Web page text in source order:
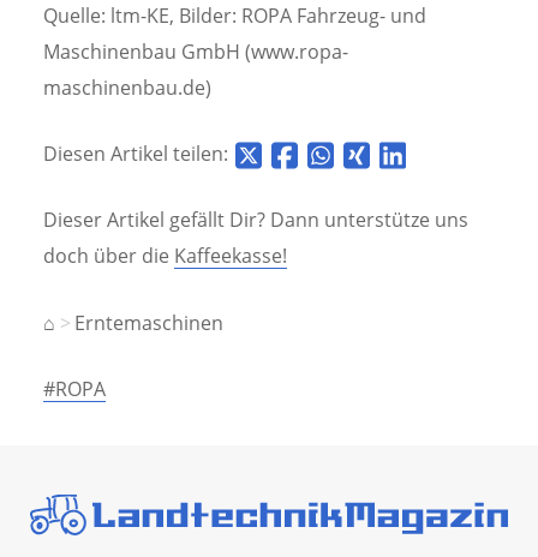
Quelle: ltm-KE, Bilder: ROPA Fahrzeug- und
Maschinenbau GmbH (www.ropa-
maschinenbau.de)
Diesen Artikel teilen:
Dieser Artikel gefällt Dir? Dann unterstütze uns
doch über die Kaffeekasse!
⌂ Erntemaschinen
#ROPA